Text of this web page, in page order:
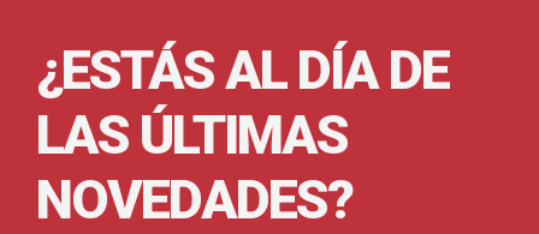
¿ESTÁS AL DÍA DE
LAS ÚLTIMAS
NOVEDADES?